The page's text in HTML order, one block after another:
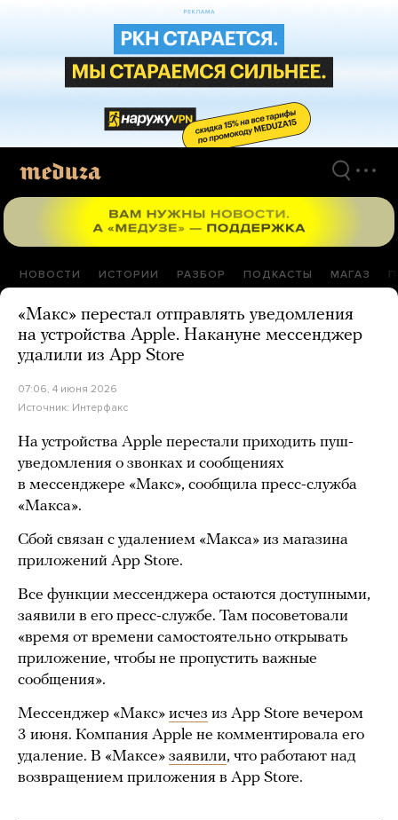
НОВОСТИ ИСТОРИИ РАЗБОР ПОДКАСТЫ МАГАЗ
«Макс» перестал отправлять уведомления
на устройства Apple. Накануне мессенджер
удалили из App Store
07:06, 4 июня 2026
Источник: Интерфакс
На устройства Apple перестали приходить пуш-
уведомления о звонках и сообщениях
в мессенджере «Макс», сообщила пресс-служба
«Макса».
Сбой связан с удалением «Макса» из магазина
приложений App Store.
Все функции мессенджера остаются доступными,
заявили в его пресс-службе. Там посоветовали
«время от времени самостоятельно открывать
приложение, чтобы не пропустить важные
сообщения».
Мессенджер «Макс» исчез из App Store вечером
3 июня. Компания Apple не комментировала его
удаление. В «Максе» заявили, что работают над
возвращением приложения в App Store.